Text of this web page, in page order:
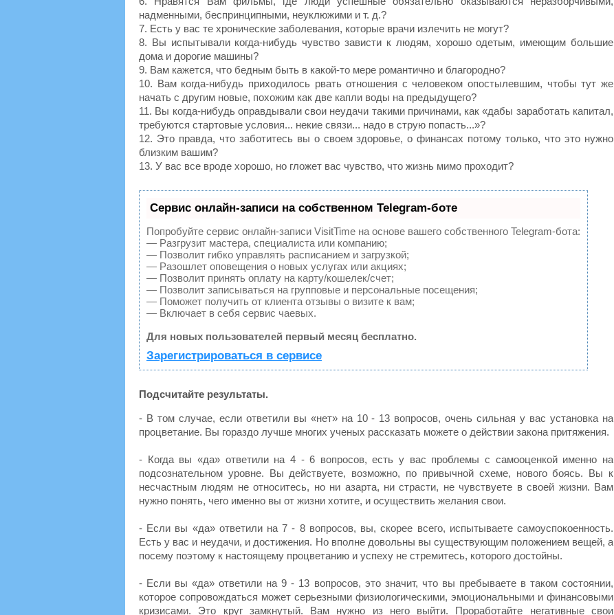
надменными, беспринципными, неуклюжими и т. д.?
7. Есть у вас те хронические заболевания, которые врачи излечить не могут?
8. Вы испытывали когда-нибудь чувство зависти к людям, хорошо одетым, имеющим большие
дома и дорогие машины?
9. Вам кажется, что бедным быть в какой-то мере романтично и благородно?
10. Вам когда-нибудь приходилось рвать отношения с человеком опостылевшим, чтобы тут же
начать с другим новые, похожим как две капли воды на предыдущего?
11. Вы когда-нибудь оправдывали свои неудачи такими причинами, как «дабы заработать капитал,
требуются стартовые условия... некие связи... надо в струю попасть...»?
12. Это правда, что заботитесь вы о своем здоровье, о финансах потому только, что это нужно
близким вашим?
13. У вас все вроде хорошо, но гложет вас чувство, что жизнь мимо проходит?
Сервис онлайн-записи на собственном Telegram-боте
Попробуйте сервис онлайн-записи VisitTime на основе вашего собственного Telegram-бота:
— Разгрузит мастера, специалиста или компанию;
— Позволит гибко управлять расписанием и загрузкой;
— Разошлет оповещения о новых услугах или акциях;
— Позволит принять оплату на карту/кошелек/счет;
— Позволит записываться на групповые и персональные посещения;
— Поможет получить от клиента отзывы о визите к вам;
— Включает в себя сервис чаевых.
Для новых пользователей первый месяц бесплатно.
Зарегистрироваться в сервисе
Подсчитайте результаты.
- В том случае, если ответили вы «нет» на 10 - 13 вопросов, очень сильная у вас установка на
процветание. Вы гораздо лучше многих ученых рассказать можете о действии закона притяжения.
- Когда вы «да» ответили на 4 - 6 вопросов, есть у вас проблемы с самооценкой именно на
подсознательном уровне. Вы действуете, возможно, по привычной схеме, нового боясь. Вы к
несчастным людям не относитесь, но ни азарта, ни страсти, не чувствуете в своей жизни. Вам
нужно понять, чего именно вы от жизни хотите, и осуществить желания свои.
- Если вы «да» ответили на 7 - 8 вопросов, вы, скорее всего, испытываете самоуспокоенность.
Есть у вас и неудачи, и достижения. Но вполне довольны вы существующим положением вещей, а
посему поэтому к настоящему процветанию и успеху не стремитесь, которого достойны.
- Если вы «да» ответили на 9 - 13 вопросов, это значит, что вы пребываете в таком состоянии,
которое сопровождаться может серьезными физиологическими, эмоциональными и финансовыми
кризисами. Это круг замкнутый. Вам нужно из него выйти. Проработайте негативные свои